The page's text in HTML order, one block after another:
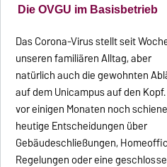
Die OVGU im Basisbetrieb
Das Corona-Virus stellt seit
unseren familiären Alltag, aber
natürlich auch die gewohnten
auf dem Unicampus auf den
vor einigen Monaten noch
heutige Entscheidungen über
Gebäudeschließungen,
Regelungen oder eine